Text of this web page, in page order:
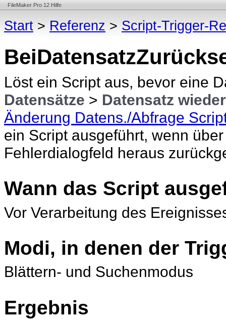
FileMaker Pro 12 Hilfe
Start > Referenz > Script-Trigger-
Löst ein Script aus, bevor eine
Datensätze > Datensatz
Änderung Datens./Abfrage
ein Script ausgeführt, wenn
Fehlerdialogfeld heraus
Wann das Script
Vor Verarbeitung des
Modi, in denen der
Blättern- und Suchenmodus
Ergebnis